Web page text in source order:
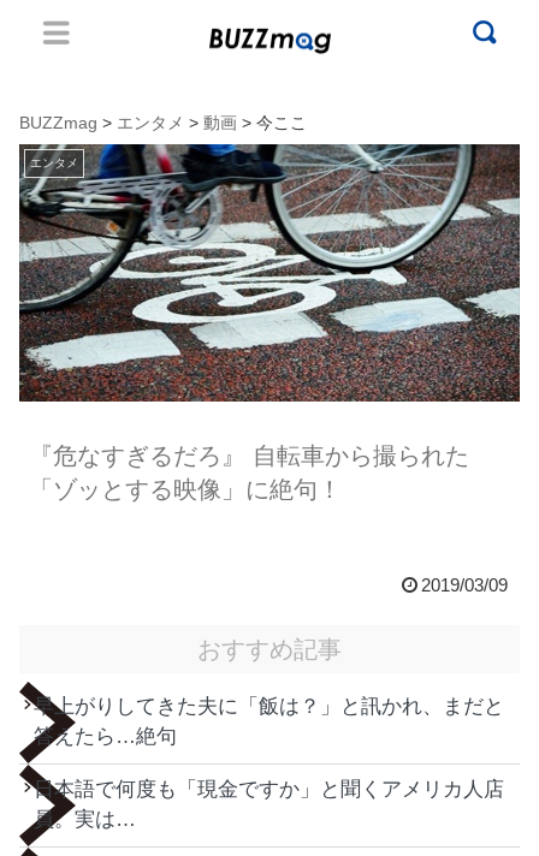
BUZZmag > エンタメ > 動画 > 今ここ
エンタメ
『危なすぎるだろ』 自転車から撮られた
「ゾッとする映像」に絶句！
2019/03/09
おすすめ記事
早上がりしてきた夫に「飯は？」と訊かれ、まだと
答えたら…絶句
日本語で何度も「現金ですか」と聞くアメリカ人店
員。実は…